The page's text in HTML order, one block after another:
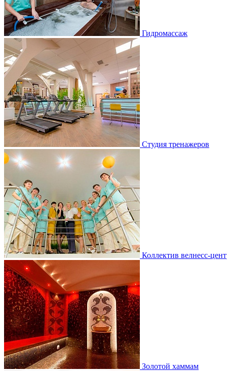
Гидромассаж
Студия тренажеров
Коллектив велнесс-
Золотой хаммам